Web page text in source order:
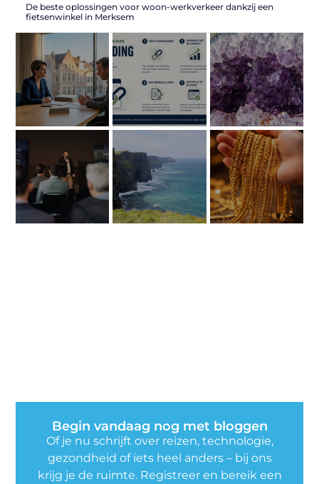
De beste oplossingen voor woon-werkverkeer dankzij een
fietsenwinkel in Merksem
Begin vandaag nog met bloggen
Of je nu schrijft over reizen, technologie,
gezondheid of iets heel anders – bij ons
krijg je de ruimte. Registreer en bereik een